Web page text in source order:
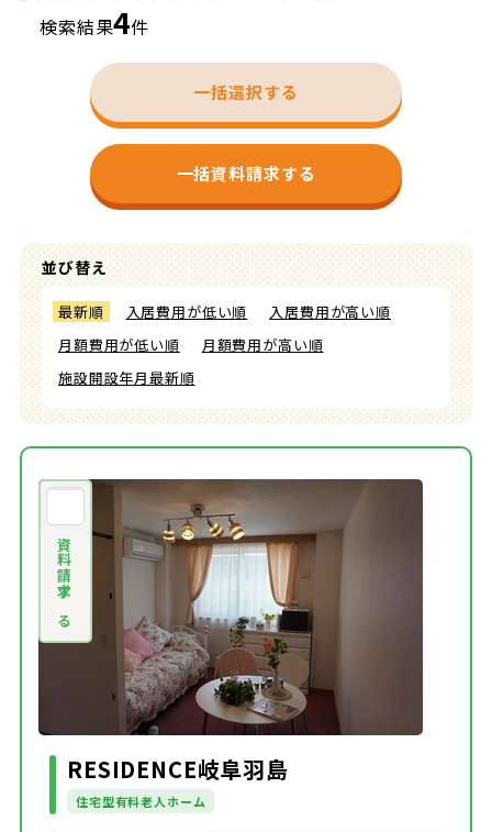
検索結果4件
一括選択する
一括資料請求する
並び替え
最新順 入居費用が低い順
入居費用が高い順
月額費用が低い順
月額費用が高い順
施設開設年月最新順
資料請求する
RESIDENCE岐阜羽島
住宅型有料老人ホーム